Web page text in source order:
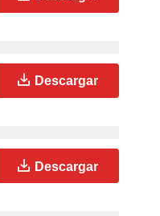
Descargar
Descargar